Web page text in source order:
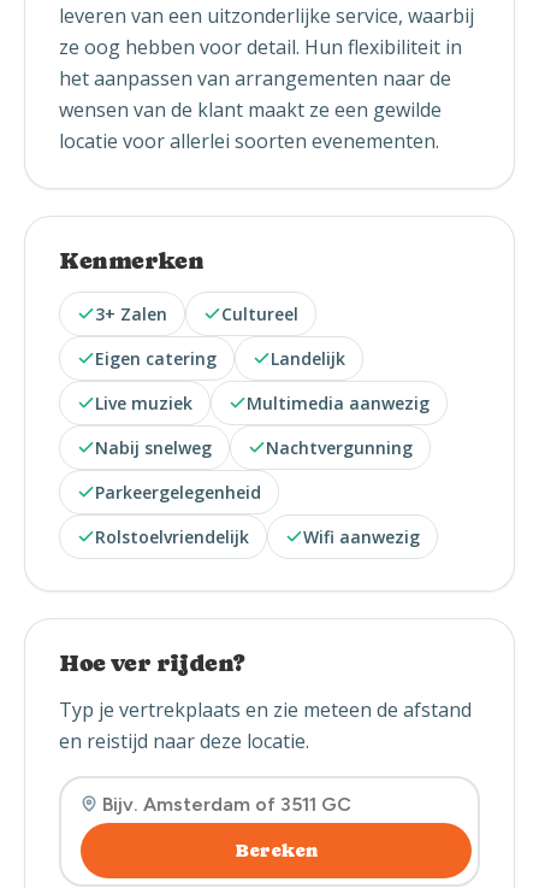
leveren van een uitzonderlijke service, waarbij
ze oog hebben voor detail. Hun flexibiliteit in
het aanpassen van arrangementen naar de
wensen van de klant maakt ze een gewilde
locatie voor allerlei soorten evenementen.
Kenmerken
3+ Zalen
Cultureel
Eigen catering
Landelijk
Live muziek
Multimedia aanwezig
Nabij snelweg
Nachtvergunning
Parkeergelegenheid
Rolstoelvriendelijk
Wifi aanwezig
Hoe ver rijden?
Typ je vertrekplaats en zie meteen de afstand
en reistijd naar deze locatie.
Bereken